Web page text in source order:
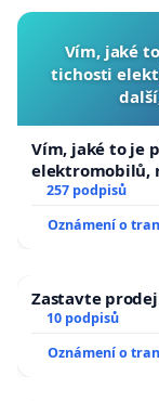
Vím, jaké
tichosti
Vím, jaké to je
elektromobilů,
zaveďme
257 podpisů
Oznámení o
Zastavte
10 podpisů
Oznámení o